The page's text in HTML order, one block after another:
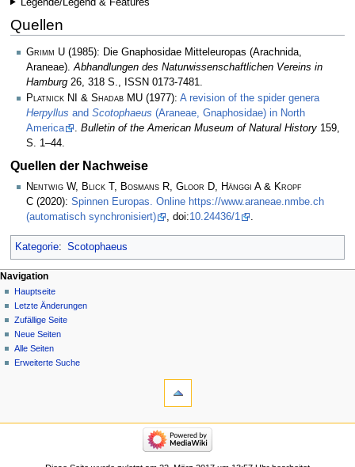
Quellen
Grimm U (1985): Die Gnaphosidae Mitteleuropas (Arachnida,
Araneae). Abhandlungen des Naturwissenschaftlichen Vereins in
Hamburg 26, 318 S., ISSN 0173-7481.
Platnick NI & Shadab MU (1977): A revision of the spider genera
Herpyllus and Scotophaeus (Araneae, Gnaphosidae) in North
America
. Bulletin of the American Museum of Natural History 159,
S. 1–44.
Quellen der Nachweise
Nentwig W, Blick T, Bosmans R, Gloor D, Hänggi A & Kropf
C (2020): Spinnen Europas. Online https://www.araneae.nmbe.ch
(automatisch synchronisiert)
, doi:10.24436/1 .
Kategorie: Scotophaeus
Navigation
Hauptseite
Letzte Änderungen
Zufällige Seite
Neue Seiten
Alle Seiten
Erweiterte Suche